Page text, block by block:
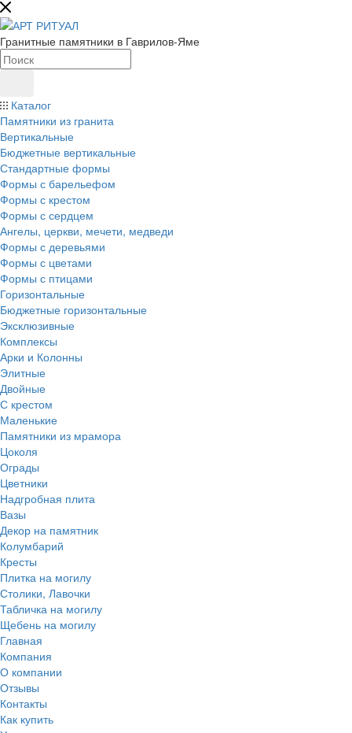
Гранитные памятники в Гаврилов-Яме
Каталог
Памятники из гранита
Вертикальные
Бюджетные вертикальные
Стандартные формы
Формы с барельефом
Формы с крестом
Формы с сердцем
Ангелы, церкви, мечети, медведи
Формы с деревьями
Формы с цветами
Формы с птицами
Горизонтальные
Бюджетные горизонтальные
Эксклюзивные
Комплексы
Арки и Колонны
Элитные
Двойные
С крестом
Маленькие
Памятники из мрамора
Цоколя
Ограды
Цветники
Надгробная плита
Вазы
Декор на памятник
Колумбарий
Кресты
Плитка на могилу
Столики, Лавочки
Табличка на могилу
Щебень на могилу
Главная
Компания
О компании
Отзывы
Контакты
Как купить